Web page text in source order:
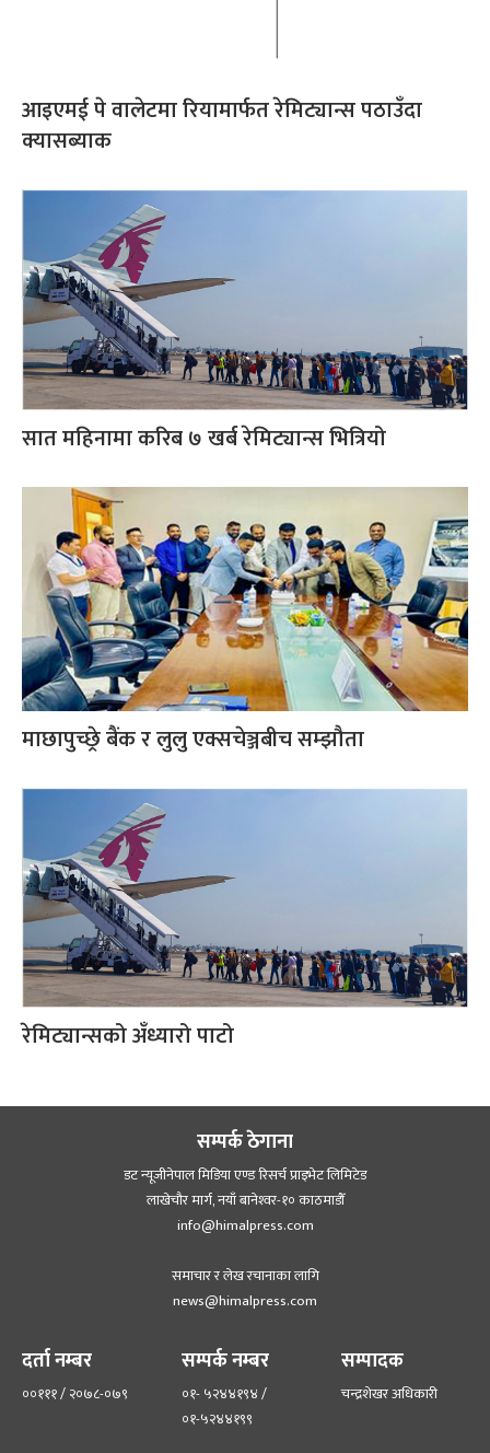
आइएमई पे वालेटमा रियामार्फत रेमिट्यान्स पठाउँदा
क्यासब्याक
सात महिनामा करिब ७ खर्ब रेमिट्यान्स भित्रियो
माछापुच्छ्रे बैंक र लुलु एक्सचेञ्जबीच सम्झौता
रेमिट्यान्सको अँध्यारो पाटो
सम्पर्क ठेगाना
डट न्यूजीनेपाल मिडिया एण्ड रिसर्च प्राइभेट लिमिटेड
लाखेचौर मार्ग, नयाँ बानेश्‍वर-१० काठमाडौँ
info@himalpress.com
समाचार र लेख रचानाका लागि
news@himalpress.com
दर्ता नम्बर
००१११ / २०७८-०७९
सम्पर्क नम्बर
०१- ५२४४१९४ /
०१-५२४४१९९
सम्पादक
चन्द्रशेखर अधिकारी